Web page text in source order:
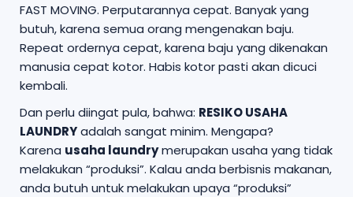
FAST MOVING. Perputarannya cepat. Banyak yang
butuh, karena semua orang mengenakan baju.
Repeat ordernya cepat, karena baju yang dikenakan
manusia cepat kotor. Habis kotor pasti akan dicuci
kembali.
Dan perlu diingat pula, bahwa: RESIKO USAHA
LAUNDRYadalah sangat minim. Mengapa?
Karena usaha laundrymerupakan usaha yang tidak
melakukan “produksi”. Kalau anda berbisnis makanan,
anda butuh untuk melakukan upaya “produksi”